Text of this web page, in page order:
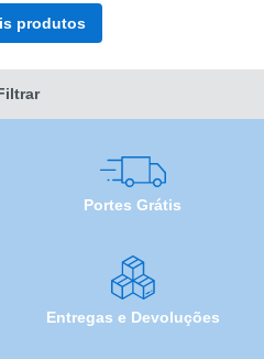
produtos
Portes Grátis
Entregas e Devoluções